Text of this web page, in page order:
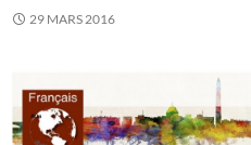
29 MARS 2016